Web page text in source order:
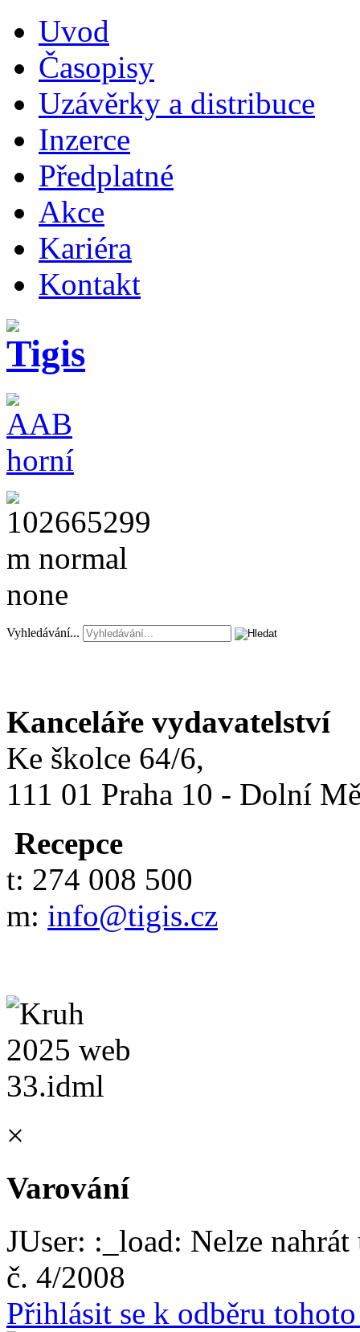
Uvod
Časopisy
Uzávěrky a distribuce
Inzerce
Předplatné
Akce
Kariéra
Kontakt
Vyhledávání...
Kanceláře vydavatelství
Ke školce 64/6,
111 01 Praha 10 - Dolní
Recepce
t: 274 008 500
m: info@tigis.cz
×
Varování
JUser: :_load: Nelze
č. 4/2008
Přihlásit se k odběru